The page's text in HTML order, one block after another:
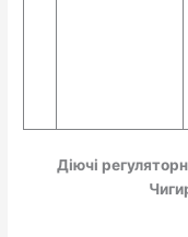
Діючі